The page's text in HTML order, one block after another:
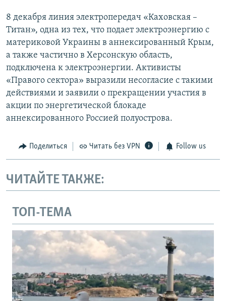
8 декабря линия электропередач «Каховская –
Титан», одна из тех, что подает электроэнергию с
материковой Украины в аннексированный Крым,
а также частично в Херсонскую область,
подключена к электроэнергии. Активисты
«Правого сектора» выразили несогласие с такими
действиями и заявили о прекращении участия в
акции по энергетической блокаде
аннексированного Россией полуострова.
Поделиться Читать без VPN Follow us
ЧИТАЙТЕ ТАКЖЕ:
ТОП-ТЕМА